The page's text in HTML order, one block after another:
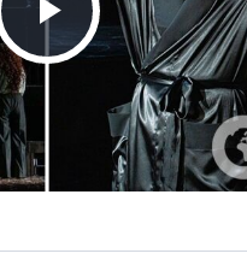
Play Video